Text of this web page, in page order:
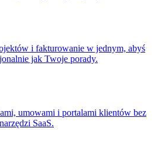
i fakturowanie w jednym, abyś
jak Twoje porady.
umowami i portalami klientów bez
SaaS.